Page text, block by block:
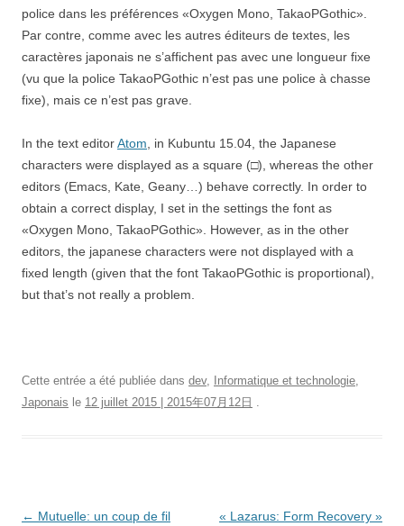
police dans les préférences «Oxygen Mono, TakaoPGothic».
Par contre, comme avec les autres éditeurs de textes, les
caractères japonais ne s’affichent pas avec une longueur fixe
(vu que la police TakaoPGothic n’est pas une police à chasse
fixe), mais ce n’est pas grave.
In the text editorAtom , in Kubuntu 15.04, the Japanese
characters were displayed as a square (□), whereas the other
editors (Emacs, Kate, Geany…) behave correctly. In order to
obtain a correct display, I set in the settings the font as
«Oxygen Mono, TakaoPGothic». However, as in the other
editors, the japanese characters were not displayed with a
fixed length (given that the font TakaoPGothic is proportional),
but that’s not really a problem.
Cette entrée a été publiée dans dev, Informatique et technologie
Japonais le 12 juillet 2015 | 2015年07月12日
Navigation
← Mutuelle: un coup de fil
« Lazarus: Form Recovery »